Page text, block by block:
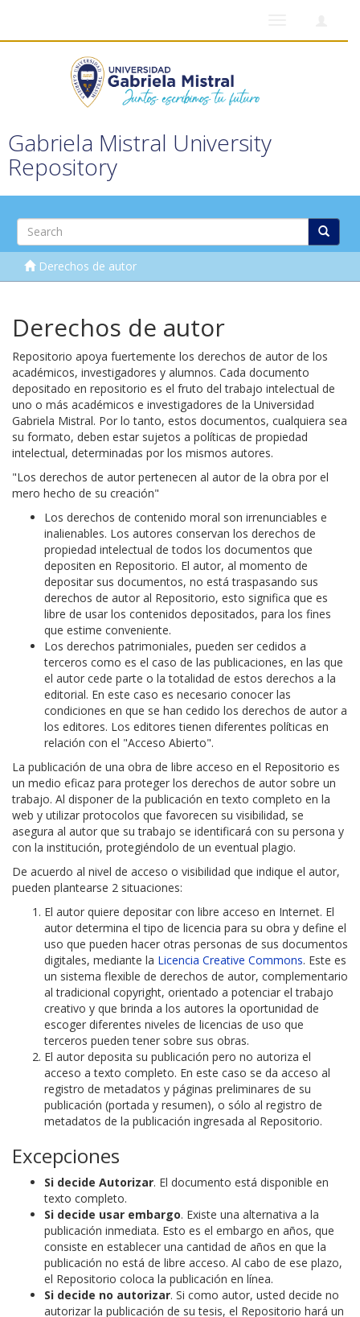
Gabriela Mistral University
Repository
Derechos de autor
Derechos de autor
Repositorio apoya fuertemente los derechos de autor de los
académicos, investigadores y alumnos. Cada documento
depositado en repositorio es el fruto del trabajo intelectual de
uno o más académicos e investigadores de la Universidad
Gabriela Mistral. Por lo tanto, estos documentos, cualquiera sea
su formato, deben estar sujetos a políticas de propiedad
intelectual, determinadas por los mismos autores.
"Los derechos de autor pertenecen al autor de la obra por el
mero hecho de su creación"
Los derechos de contenido moral son irrenunciables e
inalienables. Los autores conservan los derechos de
propiedad intelectual de todos los documentos que
depositen en Repositorio. El autor, al momento de
depositar sus documentos, no está traspasando sus
derechos de autor al Repositorio, esto significa que es
libre de usar los contenidos depositados, para los fines
que estime conveniente.
Los derechos patrimoniales, pueden ser cedidos a
terceros como es el caso de las publicaciones, en las que
el autor cede parte o la totalidad de estos derechos a la
editorial. En este caso es necesario conocer las
condiciones en que se han cedido los derechos de autor a
los editores. Los editores tienen diferentes políticas en
relación con el "Acceso Abierto".
La publicación de una obra de libre acceso en el Repositorio es
un medio eficaz para proteger los derechos de autor sobre un
trabajo. Al disponer de la publicación en texto completo en la
web y utilizar protocolos que favorecen su visibilidad, se
asegura al autor que su trabajo se identificará con su persona y
con la institución, protegiéndolo de un eventual plagio.
De acuerdo al nivel de acceso o visibilidad que indique el autor,
pueden plantearse 2 situaciones:
El autor quiere depositar con libre acceso en Internet. El
autor determina el tipo de licencia para su obra y define el
uso que pueden hacer otras personas de sus documentos
digitales, mediante la Licencia Creative Commons. Este es
un sistema flexible de derechos de autor, complementario
al tradicional copyright, orientado a potenciar el trabajo
creativo y que brinda a los autores la oportunidad de
escoger diferentes niveles de licencias de uso que
terceros pueden tener sobre sus obras.
El autor deposita su publicación pero no autoriza el
acceso a texto completo. En este caso se da acceso al
registro de metadatos y páginas preliminares de su
publicación (portada y resumen), o sólo al registro de
metadatos de la publicación ingresada al Repositorio.
Excepciones
Si decide Autorizar. El documento está disponible en
texto completo.
Si decide usar embargo. Existe una alternativa a la
publicación inmediata. Esto es el embargo en años, que
consiste en establecer una cantidad de años en que la
publicación no está de libre acceso. Al cabo de ese plazo,
el Repositorio coloca la publicación en línea.
Si decide no autorizar. Si como autor, usted decide no
autorizar la publicación de su tesis, el Repositorio hará un